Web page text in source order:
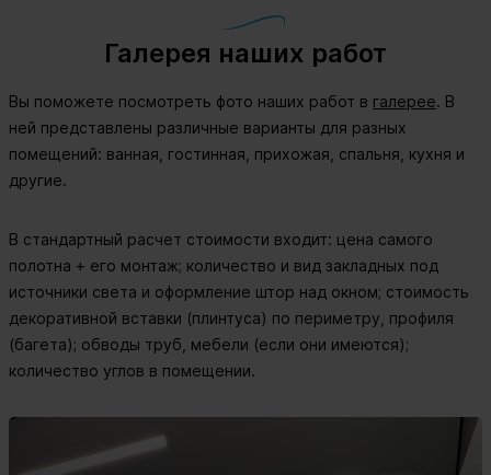
Галерея наших работ
Вы поможете посмотреть фото наших работ в галерее. В
ней представлены различные варианты для разных
помещений: ванная, гостинная, прихожая, спальня, кухня и
другие.
В стандартный расчет стоимости входит: цена самого
полотна + его монтаж; количество и вид закладных под
источники света и оформление штор над окном; стоимость
декоративной вставки (плинтуса) по периметру, профиля
(багета); обводы труб, мебели (если они имеются);
количество углов в помещении.